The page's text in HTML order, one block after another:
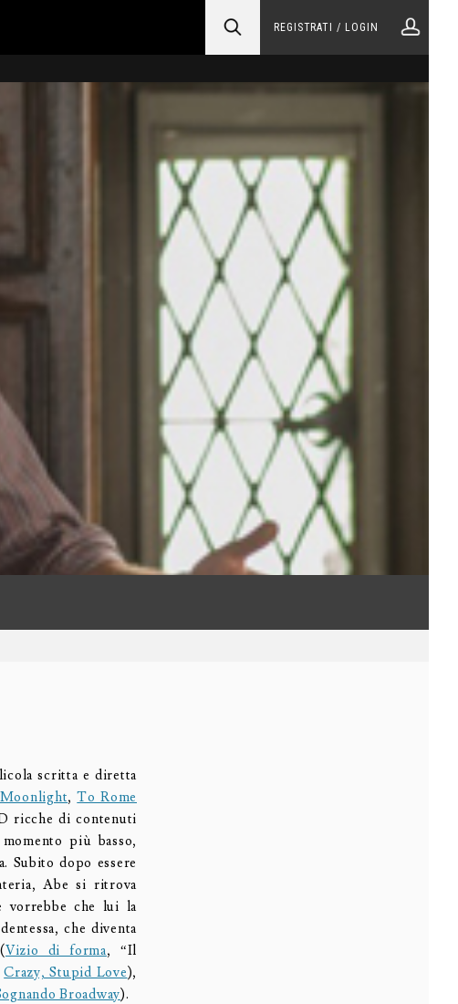
REGISTRATI / LOGIN
scritta e diretta
,To Rome
ricche di contenuti
più basso,
Subito dopo essere
Abe si ritrova
vorrebbe che lui la
che diventa
Vizio di forma, “Il
Crazy, Stupid Love),
Broadway).